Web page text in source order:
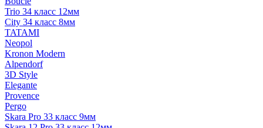
Trio 34 класс 12мм
City 34 класс 8мм
TATAMI
Neopol
Kronon Modern
Alpendorf
3D Style
Elegante
Provence
Pergo
Skara Pro 33 класс 9мм